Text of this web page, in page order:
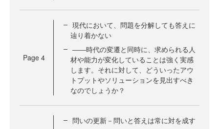
Page 4
現代において、問題を分解しても答えに
辿り着かない
――時代の変遷と同時に、求められる人
材や能力が変化していることは強く実感
します。それに対して、どういったアウ
トプットやソリューションを見出すべき
なのでしょうか？
問いの更新－問いと答えは常に対を成す